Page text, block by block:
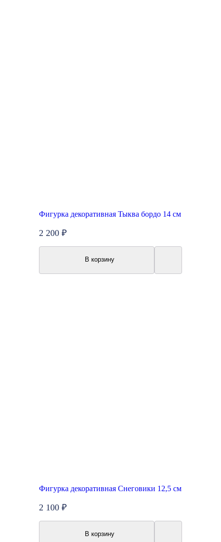
Фигурка декоративная Тыква бордо 14 см
2 200 ₽
В корзину
Фигурка декоративная Снеговики 12,5 см
2 100 ₽
В корзину